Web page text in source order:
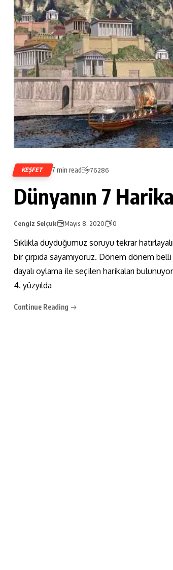
KEŞFET 7 min read 76286
Dünyanın 7
Cengiz Selçuk Mayıs 8, 2020 0
Sıklıkla duyduğumuz soruyu tekrar
bir çırpıda sayamıyoruz. Dönem dönem
dayalı oylama ile seçilen harikaları
4. yüzyılda
Continue Reading